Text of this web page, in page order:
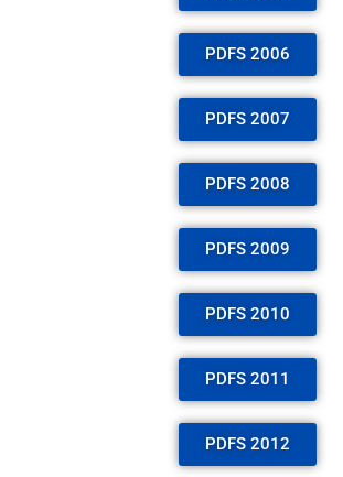
PDFS 2006
PDFS 2007
PDFS 2008
PDFS 2009
PDFS 2010
PDFS 2011
PDFS 2012